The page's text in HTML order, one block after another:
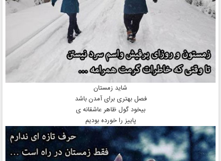
شاید زمستان
فصل بهتری برای آمدن باشد
بیخود گول ظاهر عاشقانه ی
پاییز را خورده بودیم